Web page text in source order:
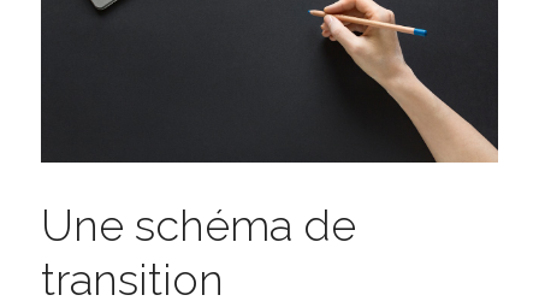
Une schéma de
transition